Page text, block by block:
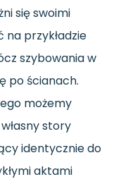
się swoimi
na przykładzie
szybowania w
po ścianach.
możemy
story
identycznie do
aktami